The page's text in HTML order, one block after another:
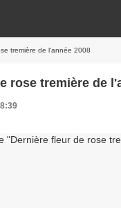
tremière de l'année 2008
rose tremière de